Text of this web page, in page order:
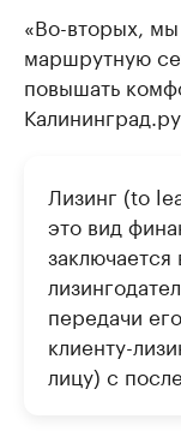
«Во-вторых,
маршрутную
повышать
Лизинг (to
это вид
передачи
клиенту-
лицу) с